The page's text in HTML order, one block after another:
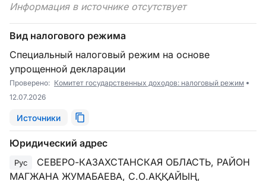
Информация в источнике отсутствует
Вид налогового режима
Специальный налоговый режим на основе
упрощенной декларации
Проверено: Комитет государственных доходов: налоговый режим
12.07.2026
Источники
Юридический адрес
Рус
СЕВЕРО-КАЗАХСТАНСКАЯ ОБЛАСТЬ, РАЙОН
МАГЖАНА ЖУМАБАЕВА, С.О.АҚҚАЙЫҢ,